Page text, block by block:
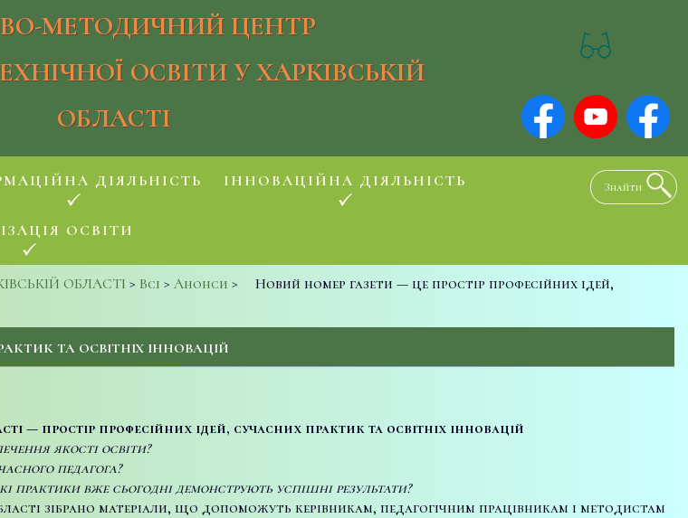
МЕТОДИЧНИЙ ЦЕНТР
ОСВІТИ У ХАРКІВСЬКІЙ
ОБЛАСТІ
ДІЯЛЬНІСТЬ ІННОВАЦІЙНА ДІЯЛЬНІСТЬ
ОСВІТИ
ОБЛАСТІ > Всі > Анонси >
Новий номер газети — це простір професійних ідей,
ТА ОСВІТНІХ ІННОВАЦІЙ
— простір професійних ідей, сучасних практик та освітніх інновацій
якості освіти?
педагога?
практики вже сьогодні демонструють успішні результати?
зібрано матеріали, що допоможуть керівникам, педагогічним працівникам і методистам